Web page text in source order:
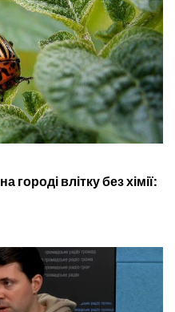
городі влітку без хімії: